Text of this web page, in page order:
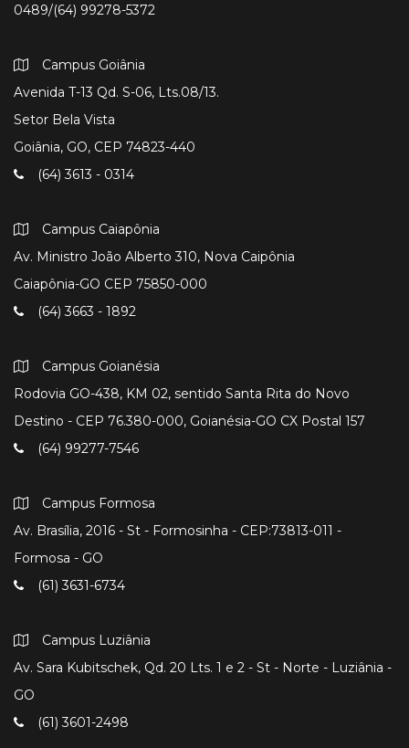
0489/(64) 99278-5372
Campus Goiânia
Avenida T-13 Qd. S-06, Lts.08/13.
Setor Bela Vista
Goiânia, GO, CEP 74823-440
(64) 3613 - 0314
Campus Caiapônia
Av. Ministro João Alberto 310, Nova Caipônia
Caiapônia-GO CEP 75850-000
(64) 3663 - 1892
Campus Goianésia
Rodovia GO-438, KM 02, sentido Santa Rita do Novo
Destino - CEP 76.380-000, Goianésia-GO CX Postal 157
(64) 99277-7546
Campus Formosa
Av. Brasília, 2016 - St - Formosinha - CEP:73813-011 -
Formosa - GO
(61) 3631-6734
Campus Luziânia
Av. Sara Kubitschek, Qd. 20 Lts. 1 e 2 - St - Norte - Luziânia -
GO
(61) 3601-2498